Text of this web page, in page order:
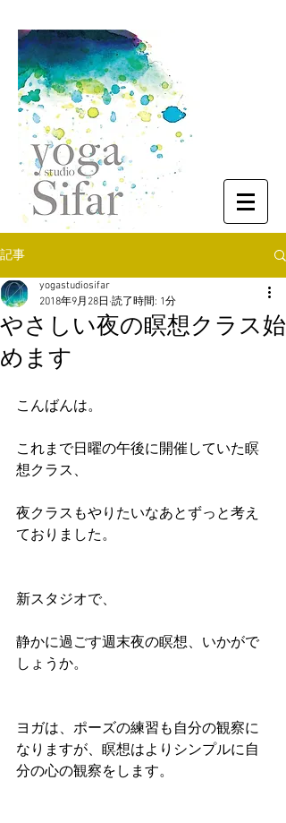
記事
やさしい夜の瞑想クラス始
めます
yogastudiosifar
2018年9月28日 読了時間: 1分
こんばんは。
これまで日曜の午後に開催していた瞑
想クラス、
夜クラスもやりたいなあとずっと考え
ておりました。
新スタジオで、
静かに過ごす週末夜の瞑想、いかがで
しょうか。
ヨガは、ポーズの練習も自分の観察に
なりますが、瞑想はよりシンプルに自
分の心の観察をします。